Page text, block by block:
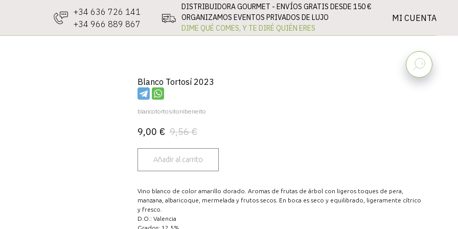
+34 636 726 141
+34 966 889 867
DISTRIBUIDORA GOURMET - ENVÍOS GRATIS DESDE 150 €
ORGANIZAMOS EVENTOS PRIVADOS DE LUJO
DIME QUÉ COMES, Y TE DIRÉ QUIÉN ERES
MI CUENTA
Blanco Tortosí 2023
blancotortositonibeneito
9,00 € 9,56 €
Añadir al carrito
Vino blanco de color amarillo dorado. Aromas de frutas de árbol con ligeros toques de pera,
manzana, albaricoque, mermelada y frutos secos. En boca es seco y equilibrado, ligeramente cítrico
y fresco.
D.O.: Valencia